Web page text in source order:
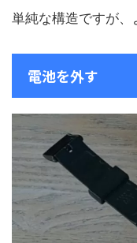
単純な構造ですが、
電池を外す